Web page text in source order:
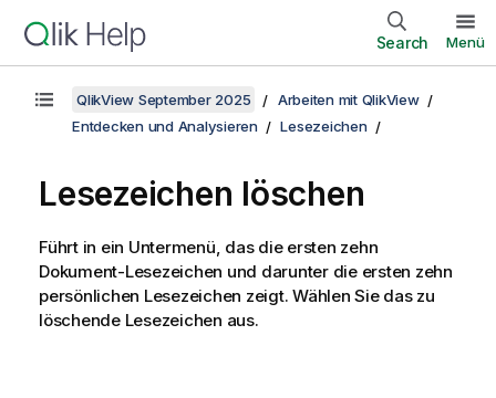
Search Menü
QlikView September 2025
Arbeiten mit QlikView
Entdecken und Analysieren
Lesezeichen
Lesezeichen löschen
Führt in ein Untermenü, das die ersten zehn
Dokument-Lesezeichen und darunter die ersten zehn
persönlichen Lesezeichen zeigt. Wählen Sie das zu
löschende Lesezeichen aus.